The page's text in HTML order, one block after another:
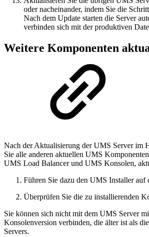
oder nacheinander, indem Sie die
Nach dem Update starten die Server
verbinden sich mit der produktiven
Weitere Komponenten
Nach der Aktualisierung der UMS Server im
Sie alle anderen aktuellen UMS
UMS Load Balancer und UMS Konsolen,
Führen Sie dazu den UMS Installer auf
Überprüfen Sie die zu installierenden
Sie können sich nicht mit dem UMS Server
Konsolenversion verbinden, die älter ist als
Servers.